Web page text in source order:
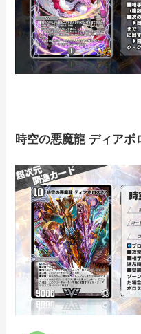
時空の悪魔龍 ディアボ